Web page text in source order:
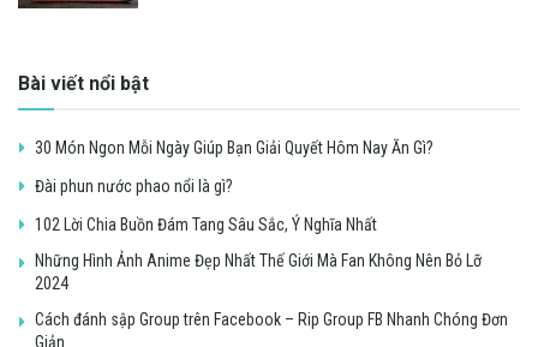
Bài viết nổi bật
30 Món Ngon Mỗi Ngày Giúp Bạn Giải Quyết Hôm Nay Ăn Gì?
Đài phun nước phao nổi là gì?
102 Lời Chia Buồn Đám Tang Sâu Sắc, Ý Nghĩa Nhất
Những Hình Ảnh Anime Đẹp Nhất Thế Giới Mà Fan Không Nên Bỏ Lỡ
2024
Cách đánh sập Group trên Facebook – Rip Group FB Nhanh Chóng Đơn
Giản